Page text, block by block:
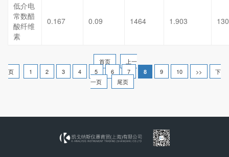
低介电
常数醋
酸纤维
素
0.167 0.09 1464 1.903
首页
上一
页
1 2 3 4 5 6 7 8 9 10 >>
下
一页
尾页